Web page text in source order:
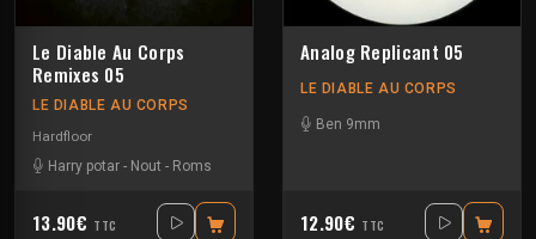
Le Diable Au Corps
Remixes 05
LE DIABLE AU CORPS
Hardfloor
Harry potar - Nout - Roms
13.90€ TTC
Analog Replicant 05
LE DIABLE AU CORPS
Ben 9mm
12.90€ TTC